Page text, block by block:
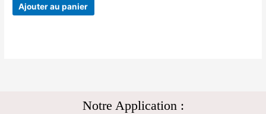
Ajouter au panier
Notre Application :